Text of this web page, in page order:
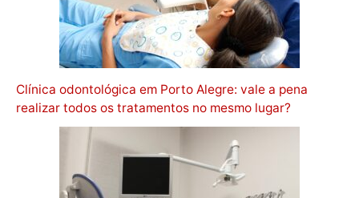
Clínica odontológica em Porto Alegre: vale a pena
realizar todos os tratamentos no mesmo lugar?